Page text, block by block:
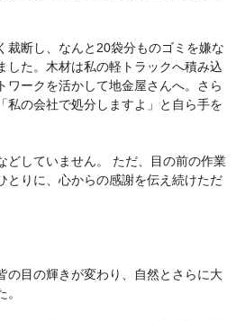
裁断し、なんと20袋分ものゴミを嫌な
した。木材は私の軽トラックへ積み込
ワークを活かして地金屋さんへ。さら
私の会社で処分しますよ」と自ら手を
どしていません。 ただ、目の前の作業
とりに、心からの感謝を伝え続けただ
の目の輝きが変わり、自然とさらに大